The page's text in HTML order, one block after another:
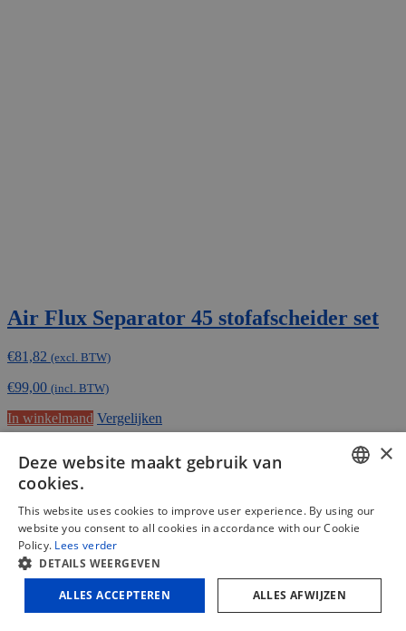
Air Flux Separator 45 stofafscheider set
€81,82 (excl. BTW)
€99,00 (incl. BTW)
In winkelmand Vergelijken
FRENCH
×
Deze website maakt gebruik van
cookies.
This website uses cookies to improve user experience. By using our
website you consent to all cookies in accordance with our Cookie
Policy. Lees verder
DETAILS WEERGEVEN
ALLES ACCEPTEREN ALLES AFWIJZEN